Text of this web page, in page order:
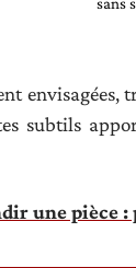
envisagées,
subtils
une pièce :